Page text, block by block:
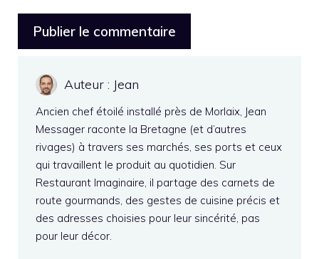
Auteur : Jean
Ancien chef étoilé installé près de Morlaix, Jean
Messager raconte la Bretagne (et d’autres
rivages) à travers ses marchés, ses ports et ceux
qui travaillent le produit au quotidien. Sur
Restaurant Imaginaire, il partage des carnets de
route gourmands, des gestes de cuisine précis et
des adresses choisies pour leur sincérité, pas
pour leur décor.